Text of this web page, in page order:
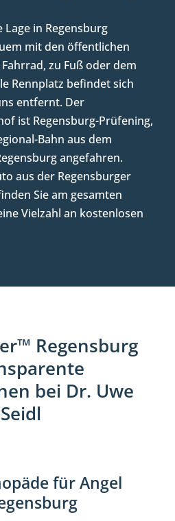
in Regensburg
mit den öffentlichen
zu Fuß oder dem
Rennplatz befindet sich
entfernt. Der
ist Regensburg-Prüfening,
Bahn aus dem
angefahren.
aus der Regensburger
Sie am gesamten
Vielzahl an kostenlosen
Regensburg
bei Dr. Uwe
Seidl
für Angel